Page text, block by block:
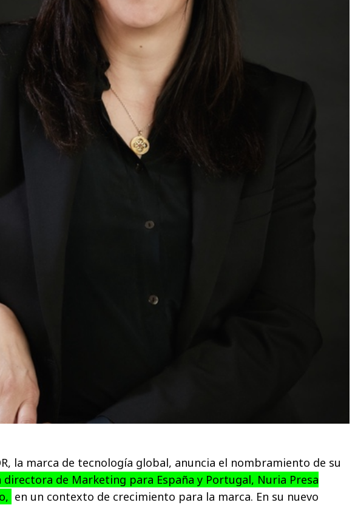
la marca de tecnología global, anuncia el nombramiento de su
directora de Marketing para España y Portugal, Nuria Presa
en un contexto de crecimiento para la marca. En su nuevo